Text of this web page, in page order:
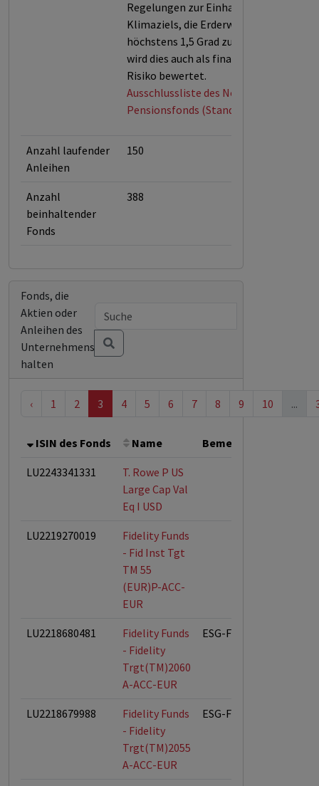
Regelungen zur Einhaltung des
Klimaziels, die Erderwärmung auf
höchstens 1,5 Grad zu begrenzen,
wird dies auch als finanzielles
Risiko bewertet.
Ausschlussliste des Norwegischen
Pensionsfonds (Stand April 2026)
Anzahl laufender
Anleihen
150
Anzahl
beinhaltender
Fonds
388
Fonds, die
Aktien oder
Anleihen des
Unternehmens
halten
‹ 1 2 3 4 5 6 7 8 9 10 ...
ISIN des Fonds Name Bemerkung
LU2243341331
T. Rowe P US
Large Cap Val
Eq I USD
LU2219270019
Fidelity Funds
- Fid Inst Tgt
TM 55
(EUR)P-ACC-
EUR
LU2218680481
Fidelity Funds
- Fidelity
Trgt(TM)2060
A-ACC-EUR
ESG-Fonds
LU2218679988
Fidelity Funds
- Fidelity
Trgt(TM)2055
A-ACC-EUR
ESG-Fonds